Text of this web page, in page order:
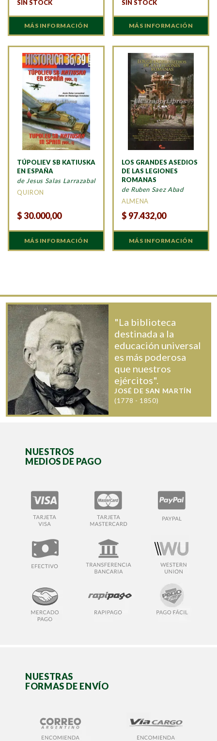
SIN STOCK
MÁS INFORMACIÓN
SIN STOCK
MÁS INFORMACIÓN
TÚPOLIEV SB KATIUSKA
EN ESPAÑA
de Jesus Salas Larrazabal
QUIRON
$30.000,00
MÁS INFORMACIÓN
LOS GRANDES ASEDIOS
DE LAS LEGIONES
ROMANAS
de Ruben Saez Abad
ALMENA
$ 97.432,00
MÁS INFORMACIÓN
"La biblioteca
destinada a la
educación universal
es más poderosa
que nuestros
ejércitos".
JOSÉ DE SAN MARTÍN
(1778 - 1850)
NUESTROS
MEDIOS DE PAGO
NUESTRAS
FORMAS DE ENVÍO